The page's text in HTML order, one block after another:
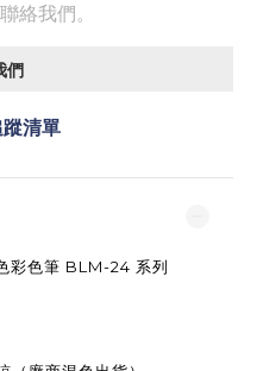
絡我們。
們
清單
彩色筆 BLM-24 系列